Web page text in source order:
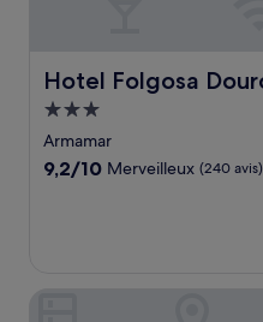
Hotel Folgosa
Hotel Folgosa Douro
Hébergement
3.0 étoiles
Armamar
9.2
9,2/10 Merveilleux (240 avis)